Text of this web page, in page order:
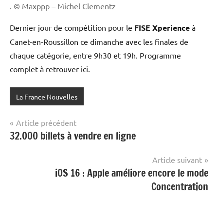
. © Maxppp – Michel Clementz
Dernier jour de compétition pour le FISE Xperience à
Canet-en-Roussillon ce dimanche avec les finales de
chaque catégorie, entre 9h30 et 19h. Programme
complet à retrouver ici.
La France Nouvelles
Navigation
de
Article précédent
32.000 billets à vendre en ligne
Article suivant
iOS 16 : Apple améliore encore le mode
Concentration